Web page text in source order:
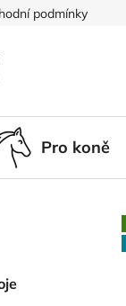
podmínky
Pro koně